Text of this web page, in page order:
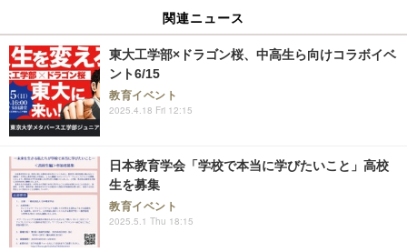
関連ニュース
東大工学部×ドラゴン桜、中高生ら向けコラボイベ
ント6/15
教育イベント
2025.4.18 Fri 12:15
日本教育学会「学校で本当に学びたいこと」高校
生を募集
教育イベント
2025.5.1 Thu 18:15